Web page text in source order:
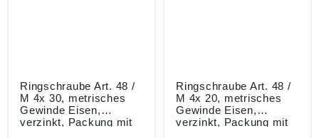
Ringschraube Art. 48 /
M 4x 30, metrisches
Gewinde Eisen,
verzinkt, Packung mit
Ringschraube Art. 48 /
M 4x 20, metrisches
Gewinde Eisen,
verzinkt, Packung mit